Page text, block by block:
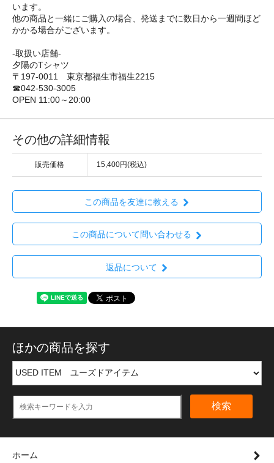
います。
他の商品と一緒にご購入の場合、発送までに数日から一週間ほど
かかる場合がございます。
-取扱い店舗-
夕陽のTシャツ
〒197-0011 東京都福生市福生2215
☎042-530-3005
OPEN 11:00～20:00
その他の詳細情報
販売価格 15,400円(税込)
この商品を友達に教える
この商品について問い合わせる
返品について
ほかの商品を探す
検索
ホーム